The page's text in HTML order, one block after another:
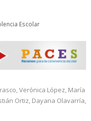
Escolar
Verónica López, María
Ortiz, Dayana Olavarría,